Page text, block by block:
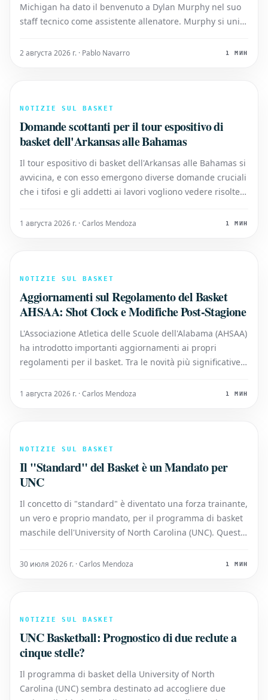
Michigan ha dato il benvenuto a Dylan Murphy nel suo
staff tecnico come assistente allenatore. Murphy si unirà
Boynton Jr., portando con sé una preziosa esperienza e
2 августа 2026 г. · Pablo Navarro 1 МИН
NOTIZIE SUL BASKET
Domande scottanti per il tour espositivo di
basket dell'Arkansas alle Bahamas
Il tour espositivo di basket dell'Arkansas alle Bahamas si
avvicina, e con esso emergono diverse domande cruciali
che i tifosi e gli addetti ai lavori vogliono vedere risolte.
unica per la squadra di unirsi, affinare le proprie abilità
1 августа 2026 г. · Carlos Mendoza 1 МИН
NOTIZIE SUL BASKET
Aggiornamenti sul Regolamento del Basket
AHSAA: Shot Clock e Modifiche Post-Stagione
L'Associazione Atletica delle Scuole dell'Alabama (AHSAA)
ha introdotto importanti aggiornamenti ai propri
regolamenti per il basket. Tra le novità più significative
le azioni offensive, una mossa volta a velocizzare il gioco
1 августа 2026 г. · Carlos Mendoza 1 МИН
NOTIZIE SUL BASKET
Il "Standard" del Basket è un Mandato per
UNC
Il concetto di "standard" è diventato una forza trainante,
un vero e proprio mandato, per il programma di basket
maschile dell'University of North Carolina (UNC). Questo
rappresenta un insieme di aspettative e requisiti che
30 июля 2026 г. · Carlos Mendoza 1 МИН
NOTIZIE SUL BASKET
UNC Basketball: Prognostico di due reclute a
cinque stelle?
Il programma di basket della University of North
Carolina (UNC) sembra destinato ad accogliere due